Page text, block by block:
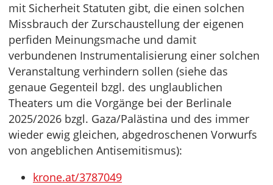
mit Sicherheit Statuten gibt, die einen solchen
Missbrauch der Zurschaustellung der eigenen
perfiden Meinungsmache und damit
verbundenen Instrumentalisierung einer solchen
Veranstaltung verhindern sollen (siehe das
genaue Gegenteil bzgl. des unglaublichen
Theaters um die Vorgänge bei der Berlinale
2025/2026 bzgl. Gaza/Palästina und des immer
wieder ewig gleichen, abgedroschenen Vorwurfs
von angeblichen Antisemitismus):
krone.at/3787049